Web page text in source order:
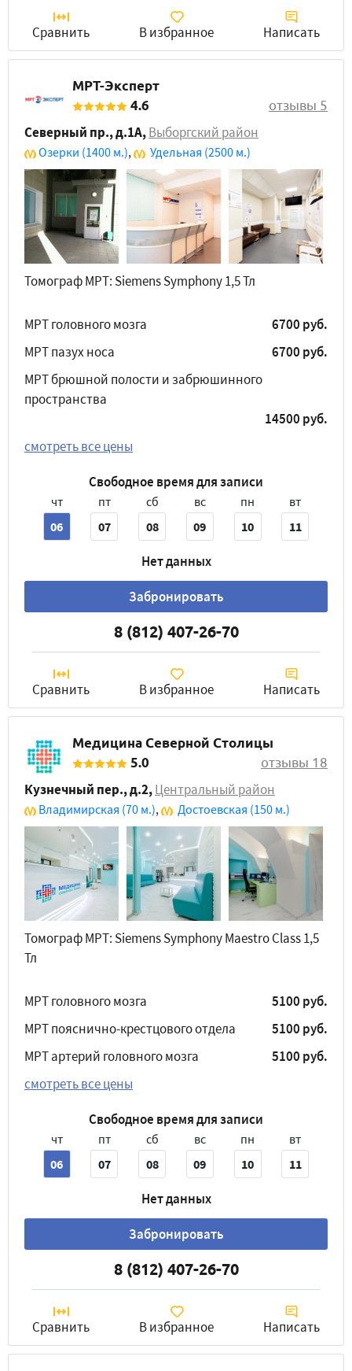
Сравнить В избранное Написать
МРТ-Эксперт
4.6
отзывы 5
Северный пр., д.1А,Выборгский район
Озерки (1400 м.), Удельная (2500 м.)
Томограф МРТ: Siemens Symphony 1,5 Тл
МРТ головного мозга
6700 руб.
МРТ пазух носа
6700 руб.
МРТ брюшной полости и забрюшинного
пространства
14500 руб.
смотреть все цены
Свободное время для записи
чт
06
пт
07
сб
08
вс
09
пн
10
вт
11
Нет данных
Забронировать
8 (812) 407-26-70
Сравнить В избранное Написать
Медицина Северной Столицы
5.0
отзывы 18
Кузнечный пер., д.2,Центральный район
Владимирская (70 м.), Достоевская (150 м.)
Томограф МРТ: Siemens Symphony Maestro Class 1,5
Тл
МРТ головного мозга
5100 руб.
МРТ пояснично-крестцового отдела
5100 руб.
МРТ артерий головного мозга
5100 руб.
смотреть все цены
Свободное время для записи
чт
06
пт
07
сб
08
вс
09
пн
10
вт
11
Нет данных
Забронировать
8 (812) 407-26-70
Сравнить В избранное Написать